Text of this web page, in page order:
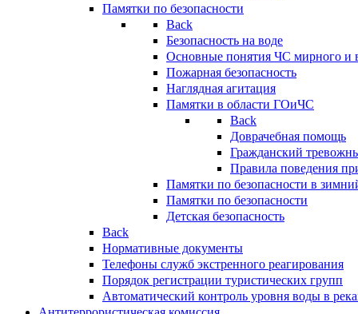
Памятки по безопасности
Back
Безопасность на воде
Основные понятия ЧС мирного и
Пожарная безопасность
Наглядная агитация
Памятки в области ГОиЧС
Back
Доврачебная помощь
Гражданский
Правила поведения
Памятки по безопасности в
Памятки по безопасности
Детская безопасность
Back
Нормативные документы
Телефоны служб экстренного реагирования
Порядок регистрации туристических групп
Автоматический контроль уровня воды в